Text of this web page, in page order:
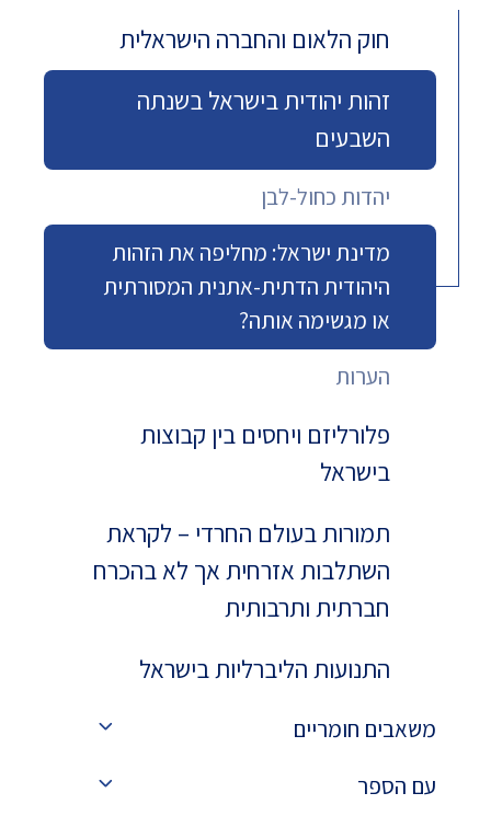
חוק הלאום והחברה הישראלית
זהות יהודית בישראל בשנתה
השבעים
יהדות כחול-לבן
מדינת ישראל: מחליפה את הזהות
היהודית הדתית-אתנית המסורתית
או מגשימה אותה?
הערות
פלורליזם ויחסים בין קבוצות
בישראל
תמורות בעולם החרדי – לקראת
השתלבות אזרחית אך לא בהכרח
חברתית ותרבותית
התנועות הליברליות בישראל
משאבים חומריים
עם הספר